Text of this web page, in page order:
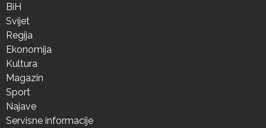
BiH
Svijet
Regija
Ekonomija
Kultura
Magazin
Sport
Najave
Servisne informacije